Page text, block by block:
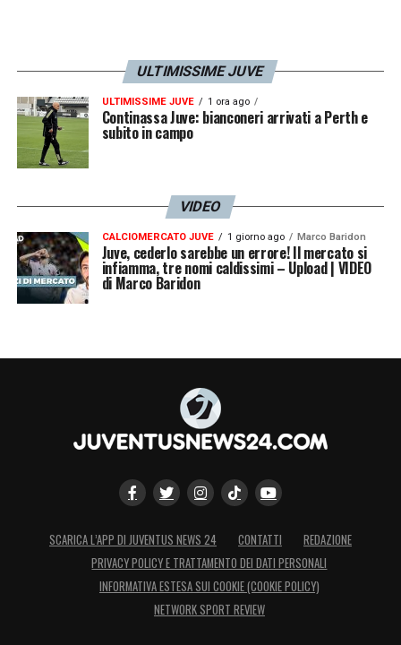
ULTIMISSIME JUVE
ULTIMISSIME JUVE 1 ora ago
Continassa Juve: bianconeri arrivati a Perth e
subito in campo
VIDEO
CALCIOMERCATO JUVE 1 giorno ago Marco Baridon
Juve, cederlo sarebbe un errore! Il mercato si
infiamma, tre nomi caldissimi – Upload | VIDEO
di Marco Baridon
SCARICA L’APP DI JUVENTUS NEWS 24 CONTATTI
REDAZIONE
PRIVACY POLICY E TRATTAMENTO DEI DATI PERSONALI
INFORMATIVA ESTESA SUI COOKIE (COOKIE POLICY)
NETWORK SPORT REVIEW